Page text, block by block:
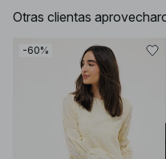
Otras clientas
-60%